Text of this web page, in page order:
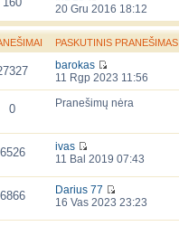
20 Gru 2016 18:12
PASKUTINIS PRANEŠIMAS
barokas
11 Rgp 2023 11:56
0 Pranešimų nėra
6526
ivas
11 Bal 2019 07:43
6866
Darius 77
16 Vas 2023 23:23